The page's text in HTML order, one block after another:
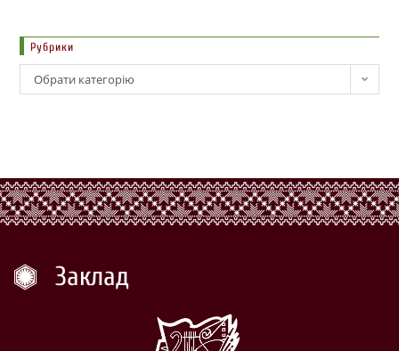
Рубрики
Обрати категорію
Заклад